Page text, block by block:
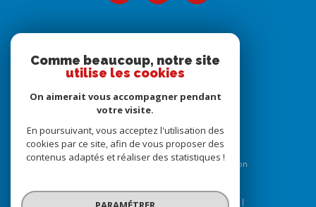
Adhérents
© 2026 | Tous droits réservés | Traduction
Nos honoraires
Plan du site
Mentions légales
Nos liens
Comme beaucoup, notre site
utilise les cookies
On aimerait vous accompagner pendant
votre visite.
En poursuivant, vous acceptez l'utilisation des
cookies par ce site, afin de vous proposer des
contenus adaptés et réaliser des statistiques !